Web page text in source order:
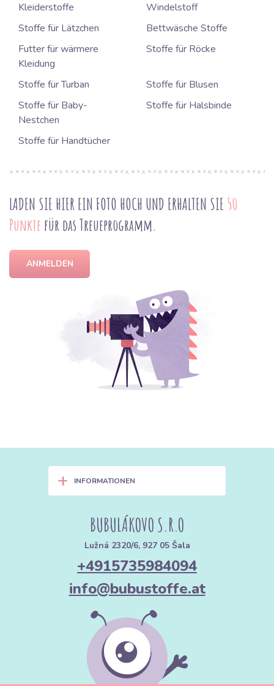
Kleiderstoffe
Windelstoff
Stoffe für Lätzchen
Bettwäsche Stoffe
Futter für wärmere
Kleidung
Stoffe für Röcke
Stoffe für Turban
Stoffe für Blusen
Stoffe für Baby-
Nestchen
Stoffe für Halsbinde
Stoffe für Handtücher
LADEN SIE HIER EIN FOTO HOCH UND ERHALTEN SIE 50
Punkte für das Treueprogramm.
ANMELDEN
+ INFORMATIONEN
BUBULÁKOVO S.R.O
Lužná 2320/6, 927 05 Šala
+4915735984094
info@bubustoffe.at